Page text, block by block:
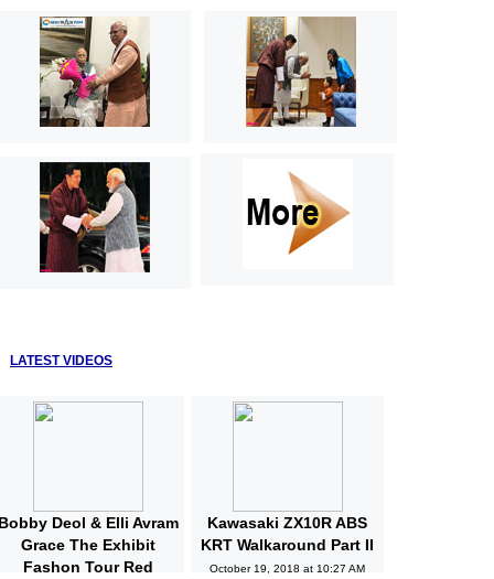
LATEST VIDEOS
Deol & Elli Avram
Grace The Exhibit
Fashon Tour Red
Kawasaki ZX10R ABS
KRT Walkaround Part II
October 19, 2018 at 10:27 AM